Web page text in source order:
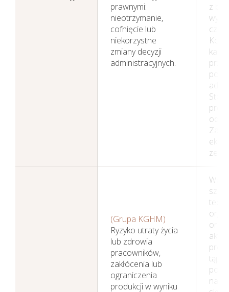
prawnymi:
nieotrzymanie,
cofnięcie lub
niekorzystne
zmiany decyzji
administracyjnych.
z
przy
(Grupa KGHM)
Ryzyko utraty życia
lub zdrowia
pracowników,
zakłócenia lub
ograniczenia
produkcji w wyniku
oraz
na